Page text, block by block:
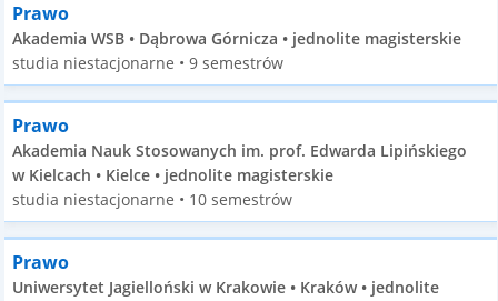
Prawo
Akademia WSB • Dąbrowa Górnicza • jednolite magisterskie
studia niestacjonarne • 9 semestrów
Prawo
Akademia Nauk Stosowanych im. prof. Edwarda Lipińskiego
w Kielcach • Kielce • jednolite magisterskie
studia niestacjonarne • 10 semestrów
Prawo
Uniwersytet Jagielloński w Krakowie • Kraków • jednolite